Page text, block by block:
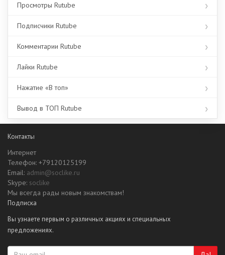
Просмотры Rutube
Подписчики Rutube
Комментарии Rutube
Лайки Rutube
Нажатие «В топ»
Вывод в ТОП Rutube
Контакты
Интернет
Телефон: +79120125199
Email: admin@soclike.ru
Skype: soclike
Мы всегда рады новым знакомствам!
Подписка
Вы узнаете первым о различных акциях и специальных
предложениях.